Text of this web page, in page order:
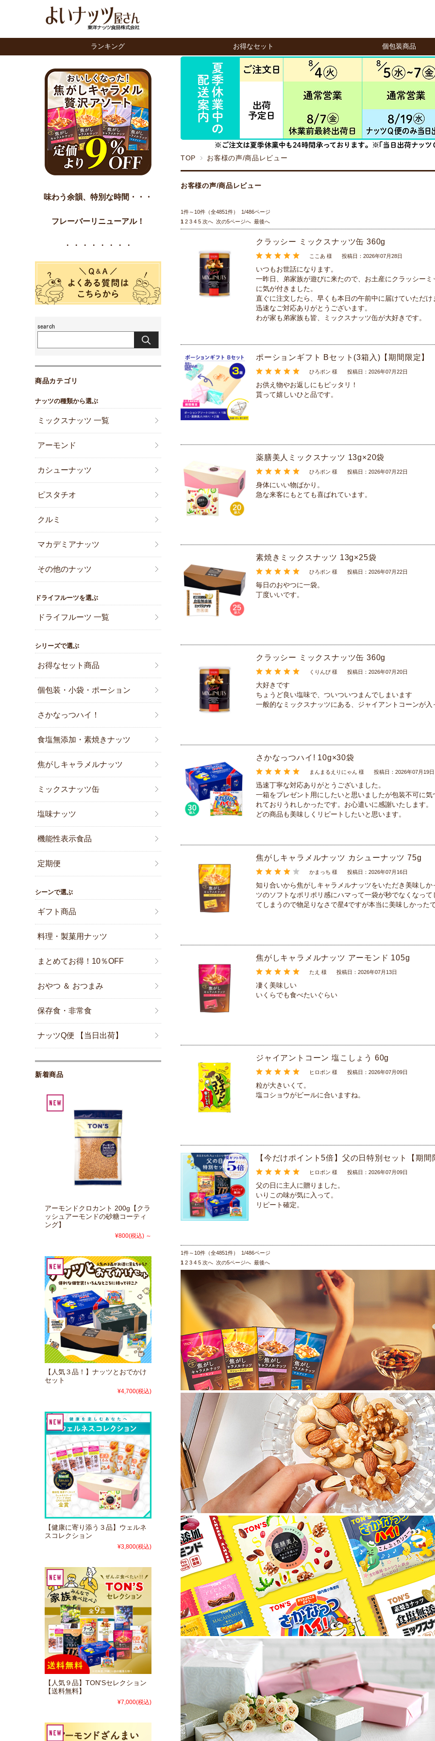
ランキング お得なセット 個包装商品
TOP お客様の声/商品レビュー
お客様の声/商品レビュー
1件～10件（全4851件） 1/486ページ
1 2 3 4 5 次へ 次の5ページへ 最後へ
クラッシー ミックスナッツ缶 360g
ここあ 様 投稿日：2026年07月28日
いつもお世話になります。
一昨日、弟家族が遊びに来たので、お土産にクラッシー
に気が付きました。
直ぐに注文したら、早くも本日の午前中に届けていただけ
迅速なご対応ありがとうございます。
わが家も弟家族も皆、ミックスナッツ缶が大好きです。
ポーションギフト Bセット(3箱入)【期間限定】
ひろポン 様 投稿日：2026年07月22日
お供え物やお返しにもピッタリ！
貰って嬉しいひと品です。
薬膳美人ミックスナッツ 13g×20袋
ひろポン 様 投稿日：2026年07月22日
身体にいい物ばかり。
急な来客にもとても喜ばれています。
素焼きミックスナッツ 13g×25袋
ひろポン 様 投稿日：2026年07月22日
毎日のおやつに一袋。
丁度いいです。
クラッシー ミックスナッツ缶 360g
くりんぴ 様 投稿日：2026年07月20日
大好きです
ちょうど良い塩味で、ついついつまんでしまいます
一般的なミックスナッツにある、ジャイアントコーンが
さかなっつハイ! 10g×30袋
まんまるえりにゃん 様 投稿日：2026年07月19日
迅速丁寧な対応ありがとうございました。
一箱をプレゼント用にしたいと思いましたが包装不可に
れておりうれしかったです。お心遣いに感謝いたします。
どの商品も美味しくリピートしたいと思います。
焦がしキャラメルナッツ カシューナッツ 75g
かまっち 様 投稿日：2026年07月16日
知り合いから焦がしキャラメルナッツをいただき美味し
ツのソフトなポリポリ感にハマって一袋が秒でなくなっ
てしまうので物足りなさで星4ですが本当に美味しかった
焦がしキャラメルナッツ アーモンド 105g
たえ 様 投稿日：2026年07月13日
凄く美味しい
いくらでも食べたいぐらい
ジャイアントコーン 塩こしょう 60g
ヒロポン 様 投稿日：2026年07月09日
粒が大きいくて。
塩コショウがビールに合いますね。
【今だけポイント5倍】父の日特別セット【期間
ヒロポン 様 投稿日：2026年07月09日
父の日に主人に贈りました。
いりこの味が気に入って。
リピート確定。
1件～10件（全4851件） 1/486ページ
1 2 3 4 5 次へ 次の5ページへ 最後へ
味わう余韻、特別な時間・・・
フレーバーリニューアル！
・・・・・・・・
商品カテゴリ
ナッツの種類から選ぶ
ミックスナッツ 一覧
アーモンド
カシューナッツ
ピスタチオ
クルミ
マカデミアナッツ
その他のナッツ
ドライフルーツを選ぶ
ドライフルーツ 一覧
シリーズで選ぶ
お得なセット商品
個包装・小袋・ポーション
さかなっつハイ！
食塩無添加・素焼きナッツ
焦がしキャラメルナッツ
ミックスナッツ缶
塩味ナッツ
機能性表示食品
定期便
シーンで選ぶ
ギフト商品
料理・製菓用ナッツ
まとめてお得！10％OFF
おやつ ＆ おつまみ
保存食・非常食
ナッツQ便 【当日出荷】
新着商品
アーモンドクロカント 200g【クラ
ッシュアーモンドの砂糖コーティ
ング】
¥800(税込) ～
【人気３品！】ナッツとおでかけ
セット
¥4,700(税込)
【健康に寄り添う３品】ウェルネ
スコレクション
¥3,800(税込)
【人気９品】TON'Sセレクション
【送料無料】
¥7,000(税込)